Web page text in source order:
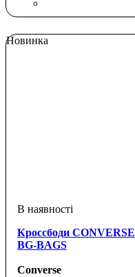
Новинка
Кроссбоди CONVERSE
BG-BAGS
Converse